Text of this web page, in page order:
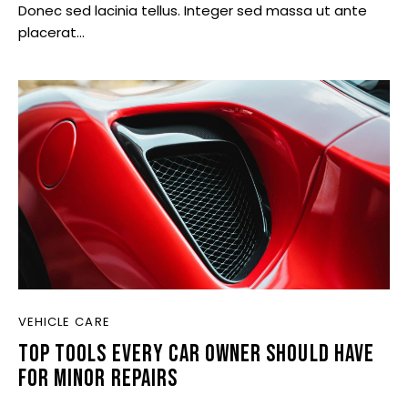
Donec sed lacinia tellus. Integer sed massa ut ante
placerat…
VEHICLE CARE
TOP TOOLS EVERY CAR OWNER SHOULD HAVE
FOR MINOR REPAIRS